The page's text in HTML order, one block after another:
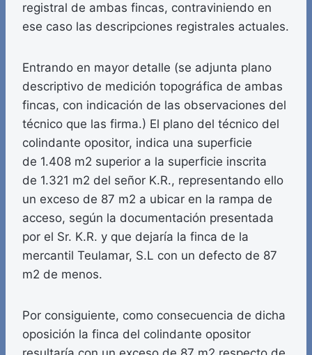
registral de ambas fincas, contraviniendo en
ese caso las descripciones registrales actuales.
Entrando en mayor detalle (se adjunta plano
descriptivo de medición topográfica de ambas
fincas, con indicación de las observaciones del
técnico que las firma.) El plano del técnico del
colindante opositor, indica una superficie
de 1.408 m2 superior a la superficie inscrita
de 1.321 m2 del señor K.R., representando ello
un exceso de 87 m2 a ubicar en la rampa de
acceso, según la documentación presentada
por el Sr. K.R. y que dejaría la finca de la
mercantil Teulamar, S.L con un defecto de 87
m2 de menos.
Por consiguiente, como consecuencia de dicha
oposición la finca del colindante opositor